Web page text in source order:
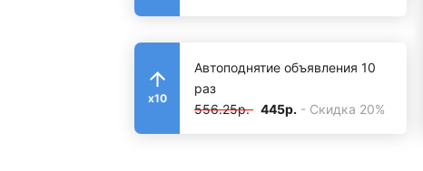
x10
Автоподнятие объявления 10
раз
556.25р. 445р. - Скидка 20%